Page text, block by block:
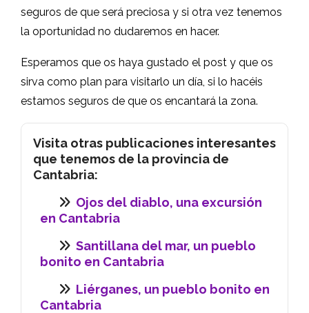
seguros de que será preciosa y si otra vez tenemos
la oportunidad no dudaremos en hacer.
Esperamos que os haya gustado el post y que os
sirva como plan para visitarlo un día, si lo hacéis
estamos seguros de que os encantará la zona.
Visita otras publicaciones interesantes
que tenemos de la provincia de
Cantabria:
Ojos del diablo, una excursión
en Cantabria
Santillana del mar, un pueblo
bonito en Cantabria
Liérganes, un pueblo bonito en
Cantabria